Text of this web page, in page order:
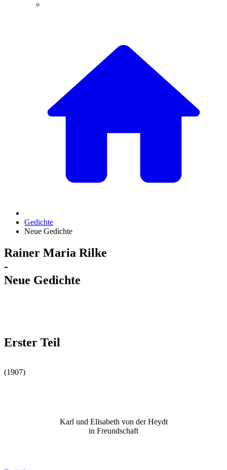
Gedichte
Neue Gedichte
Rainer Maria Rilke
-
Neue Gedichte
Erster Teil
(1907)
Karl und Elisabeth von der Heydt
in Freundschaft